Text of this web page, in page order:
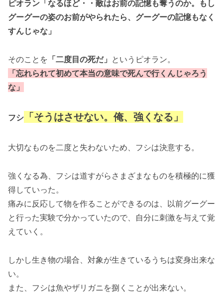
ピオラン「なるほど・・敵はお前の記憶も奪うのか。もし
グーグーの姿のお前がやられたら、グーグーの記憶もなく
すんじゃな」
そのことを 「二度目の死だ」 というピオラン。
「忘れられて初めて本当の意味で死んで行くんじゃろう
な」
フシ 「そうはさせない。俺、強くなる」
大切なものを二度と失わないため、フシは決意する。
強くなる為、フシは道すがらさまざまなものを積極的に獲
得していった。
痛みに反応して物を作ることができるのは、以前グーグー
と行った実験で分かっていたので、自分に刺激を与えて覚
えていく。
しかし生き物の場合、対象が生きているうちは変身出来な
い。
また、フシは魚やザリガニを捌くことが出来ない。